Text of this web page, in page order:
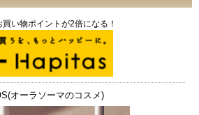
い物ポイントが2倍になる！
オーラソーマのコスメ)